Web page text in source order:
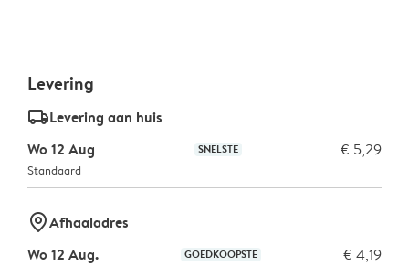
Levering
delivery_standard_v2Levering aan huis
Wo 12 Aug
SNELSTE € 5,29
Standaard
marker-pinAfhaaladres
Wo 12 Aug.
GOEDKOOPSTE € 4,19